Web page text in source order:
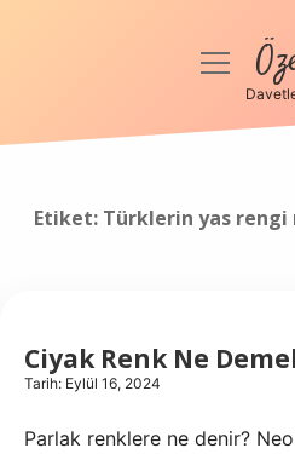
Anasayfa
menüyü
Etiket: Türklerin yas rengi
Ciyak Renk Ne
Tarih: Eylül 16, 2024
Parlak renklere ne denir?